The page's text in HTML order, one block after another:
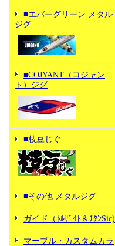
■エバーグリーン メタル
ジグ
■COJYANT（コジャン
ト）ジグ
■枝豆じぐ
■その他 メタルジグ
ガイド（ﾄﾙｻﾞｲﾄ＆ﾁﾀﾝSic)
マーブル・カスタムカラ